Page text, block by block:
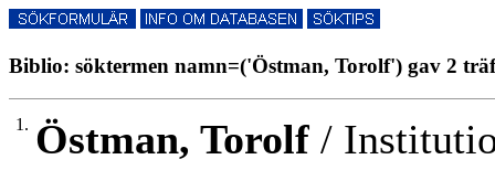
Biblio: söktermen namn=('Östman, Torolf') gav 2
1. Östman, Torolf /